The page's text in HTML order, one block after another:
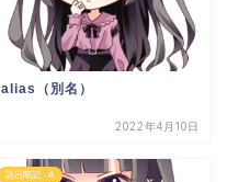
alias（別名）
2022年4月10日
語呂暗記 - A